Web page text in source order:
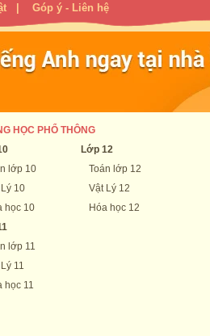
Góp ý - Liên hệ
HỌC PHỔ THÔNG
lớp 10
10
học 10
lớp 11
11
học 11
Lớp 12
Toán lớp 12
Vật Lý 12
Hóa học 12